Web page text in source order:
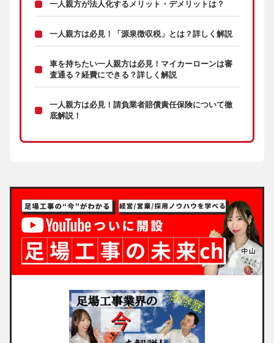
一人親方が法人化するメリット・デメリットは？
一人親方は必見！「源泉徴収税」とは？詳しく解説
車を持ちたい一人親方は必見！マイカーローンは審
査通る？経費にできる？詳しく解説
一人親方は必見！請負業者賠償責任保険について徹
底解説！